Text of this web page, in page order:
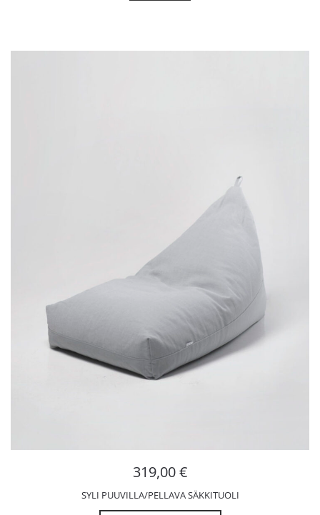
319,00€
SYLI PUUVILLA/PELLAVA SÄKKITUOLI